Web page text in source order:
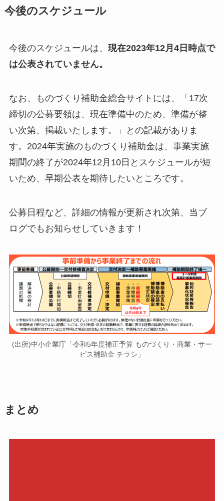
今後のスケジュール
今後のスケジュールは、 現在2023年12月4日時点で
は公表されていません。
なお、ものづくり補助金総合サイトには、「17次
締切の公募要領は、現在準備中のため、準備が整
い次第、掲載いたします。」との記載がありま
す。2024年実施のものづくり補助金は、事業実施
期間の終了が2024年12月10日とスケジュールが短
いため、早期公表を期待したいところです。
公募日程など、詳細の情報が更新され次第、当ブ
ログでもお知らせしていきます！
(出所)中小企業庁「令和5年度補正予算 ものづくり・商業・サー
ビス補助金 チラシ」
まとめ